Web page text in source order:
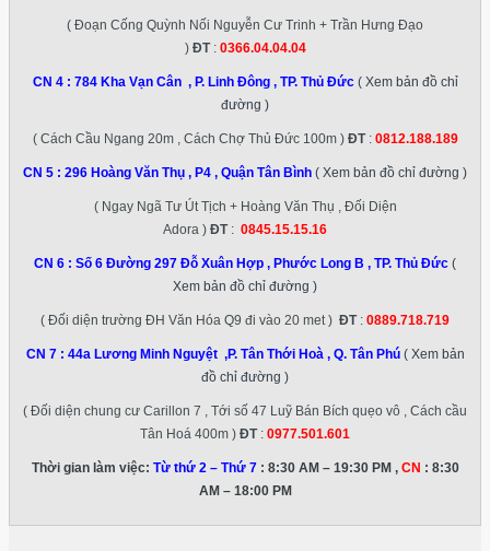
( Đoạn Cống Quỳnh Nối Nguyễn Cư Trinh + Trần Hưng Đạo
) ĐT: 0366.04.04.04
CN 4 : 784 Kha Vạn Cân , P. Linh Đông , TP. Thủ Đức( Xem bản đồ chỉ
đường )
( Cách Cầu Ngang 20m , Cách Chợ Thủ Đức 100m ) ĐT: 0812.188.189
CN 5 : 296 Hoàng Văn Thụ , P4 , Quận Tân Bình ( Xem bản đồ chỉ đường )
( Ngay Ngã Tư Út Tịch + Hoàng Văn Thụ , Đối Diện
Adora ) ĐT: 0845.15.15.16
CN 6 : Số 6 Đường 297 Đỗ Xuân Hợp , Phước Long B , TP. Thủ Đức (
Xem bản đồ chỉ đường )
( Đối diện trường ĐH Văn Hóa Q9 đi vào 20 met ) ĐT: 0889.718.719
CN 7 : 44a Lương Minh Nguyệt ,P. Tân Thới Hoà , Q. Tân Phú ( Xem bản
đồ chỉ đường )
( Đối diện chung cư Carillon 7 , Tới số 47 Luỹ Bán Bích quẹo vô , Cách cầu
Tân Hoá 400m ) ĐT: 0977.501.601
Thời gian làm việc: Từ thứ 2 – Thứ 7: 8:30 AM – 19:30 PM , CN : 8:30
AM – 18:00 PM